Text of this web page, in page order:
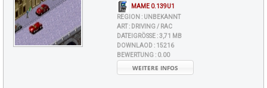
MAME 0.139U1
REGION : UNBEKANNT
ART : DRIVING / RAC
DATEIGRÖSSE : 3,71 MB
DOWNLAOD : 15216
BEWERTUNG : 0.00
WEITERE INFOS